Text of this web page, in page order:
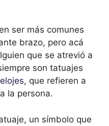
ser más comunes
brazo, pero acá
que se atrevió a
son tatuajes
, que refieren a
la persona.
un símbolo que